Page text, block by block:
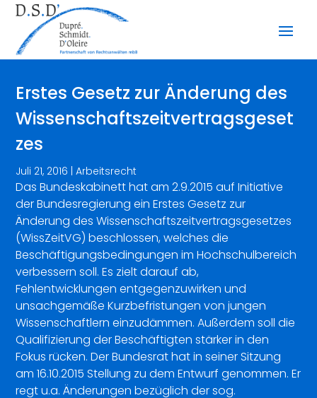
Erstes Gesetz zur Änderung des
Wissenschaftszeitvertragsgeset
zes
Juli 21, 2016 |Arbeitsrecht
Das Bundeskabinett hat am 2.9.2015 auf Initiative
der Bundesregierung ein Erstes Gesetz zur
Änderung des Wissenschaftszeitvertragsgesetzes
(WissZeitVG) beschlossen, welches die
Beschäftigungsbedingungen im Hochschulbereich
verbessern soll. Es zielt darauf ab,
Fehlentwicklungen entgegenzuwirken und
unsachgemäße Kurzbefristungen von jungen
Wissenschaftlern einzudämmen. Außerdem soll die
Qualifizierung der Beschäftigten stärker in den
Fokus rücken. Der Bundesrat hat in seiner Sitzung
am 16.10.2015 Stellung zu dem Entwurf genommen. Er
regt u.a. Änderungen bezüglich der sog.